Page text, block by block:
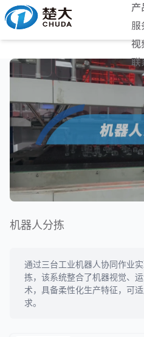
产
服
视
联
机器人分拣
通过三台工业机器人协同作业
拣，该系统整合了机器视觉、
术，具备柔性化生产特征，可
求。